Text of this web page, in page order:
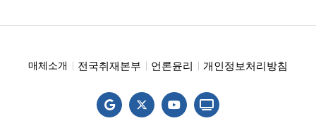
매체소개 전국취재본부 언론윤리 개인정보처리방침